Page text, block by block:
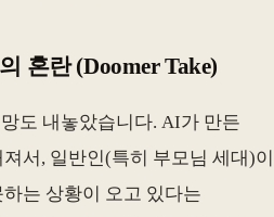
혼란 (Doomer Take)
도 내놓았습니다. AI가 만든
서, 일반인(특히 부모님 세대)이
는 상황이 오고 있다는